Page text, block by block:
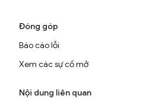
Đóng góp
Báo cáo lỗi
Xem các sự cố mở
Nội dung liên quan